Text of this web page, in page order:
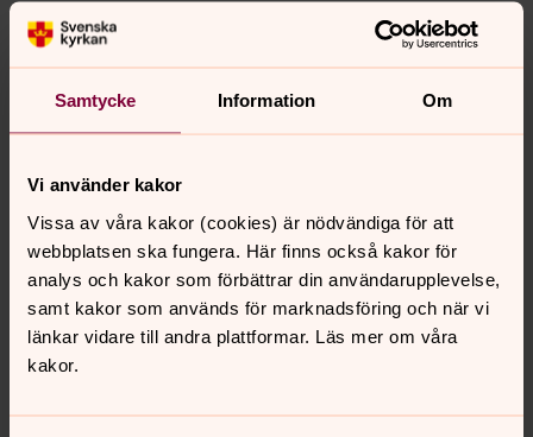
Samtycke Information Om
Vi använder kakor
Vissa av våra kakor (cookies) är nödvändiga för att
webbplatsen ska fungera. Här finns också kakor för
analys och kakor som förbättrar din användarupplevelse,
samt kakor som används för marknadsföring och när vi
länkar vidare till andra plattformar. Läs mer om våra
kakor.
Barn och familj
Här hittar du information om verksamheter som passar
några exempel. Välkommen!
Gud och spagetti
...och andra gudstjänster där vi tänkt extra på att
barnen ska trivas.